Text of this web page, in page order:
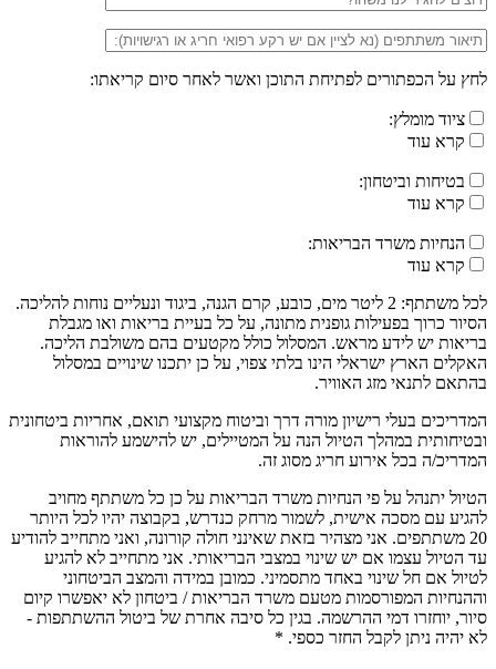
לחץ על הכפתורים לפתיחת התוכן ואשר לאחר סיום קריאתו:
ציוד מומלץ:
קרא עוד
בטיחות וביטחון:
קרא עוד
הנחיות משרד הבריאות:
קרא עוד
לכל משתתף: 2 ליטר מים, כובע, קרם הגנה, ביגוד ונעליים נוחות להליכה.
הסיור כרוך בפעילות גופנית מתונה, על כל בעיית בריאות ואו מגבלת
בריאות יש לידע מראש. המסלול כולל מקטעים בהם משולבת הליכה.
האקלים הארץ ישראלי הינו בלתי צפוי, על כן יתכנו שינויים במסלול
בהתאם לתנאי מזג האוויר.
המדריכים בעלי רישיון מורה דרך וביטוח מקצועי תואם, אחריות ביטחונית
ובטיחותית במהלך הטיול הנה על המטיילים, יש להישמע להוראות
המדריכ/ה בכל אירוע חריג מסוג זה.
הטיול יתנהל על פי הנחיות משרד הבריאות על כן כל משתתף מחויב
להגיע עם מסכה אישית, לשמור מרחק כנדרש, בקבוצה יהיו לכל היותר
20 משתתפים. אני מצהיר בזאת שאינני חולה קורונה, ואני מתחייב להודיע
עד הטיול עצמו אם יש שינוי במצבי הבריאותי. אני מתחייב לא להגיע
לטיול אם חל שינוי באחד מתסמיני. כמובן במידה והמצב הביטחוני
וההנחיות המפורסמות מטעם משרד הבריאות / ביטחון לא יאפשרו קיום
סיור, יוחזרו דמי ההרשמה. בגין כל סיבה אחרת של ביטול ההשתתפות -
לא יהיה ניתן לקבל החזר כספי. *